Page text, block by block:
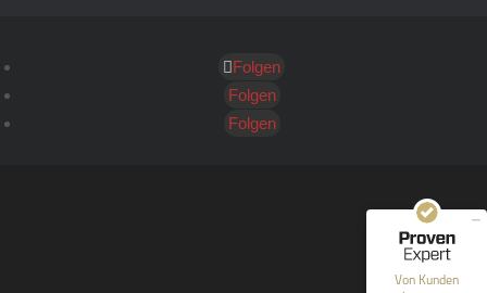
Folgen
Folgen
Folgen
Von Kunden
Kundenbewertungen und Erfahrungen zu
SEHR GUT
40
Bewertungen auf
ProvenExpert.com